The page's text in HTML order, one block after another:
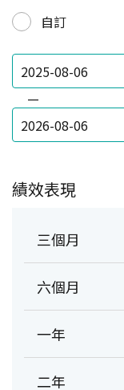
自訂
—
績效表現
三個月
六個月
一年
二年